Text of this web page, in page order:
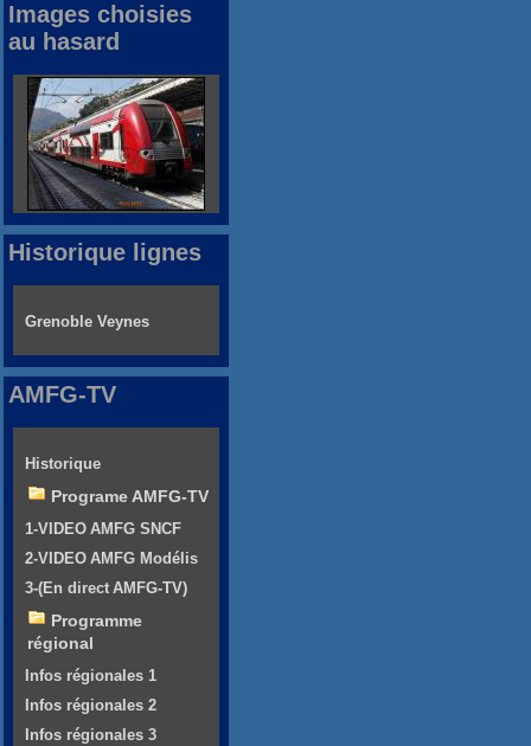
Images choisies
au hasard
Historique lignes
Grenoble Veynes
AMFG-TV
Historique
Programe AMFG-TV
1-VIDEO AMFG SNCF
2-VIDEO AMFG Modélis
3-(En direct AMFG-TV)
Programme
régional
Infos régionales 1
Infos régionales 2
Infos régionales 3